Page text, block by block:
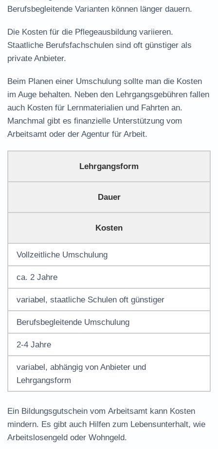
Berufsbegleitende Varianten können länger dauern.
Die Kosten für die Pflegeausbildung variieren.
Staatliche Berufsfachschulen sind oft günstiger als
private Anbieter.
Beim Planen einer Umschulung sollte man die Kosten
im Auge behalten. Neben den Lehrgangsgebühren fallen
auch Kosten für Lernmaterialien und Fahrten an.
Manchmal gibt es finanzielle Unterstützung vom
Arbeitsamt oder der Agentur für Arbeit.
Lehrgangsform
Dauer
Kosten
Vollzeitliche Umschulung
ca. 2 Jahre
variabel, staatliche Schulen oft günstiger
Berufsbegleitende Umschulung
2-4 Jahre
variabel, abhängig von Anbieter und
Lehrgangsform
Ein Bildungsgutschein vom Arbeitsamt kann Kosten
mindern. Es gibt auch Hilfen zum Lebensunterhalt, wie
Arbeitslosengeld oder Wohngeld.